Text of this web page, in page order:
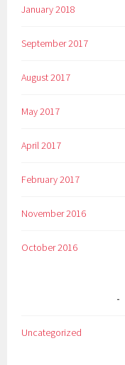
January 2018
September 2017
August 2017
May 2017
April 2017
February 2017
November 2016
October 2016
Uncategorized